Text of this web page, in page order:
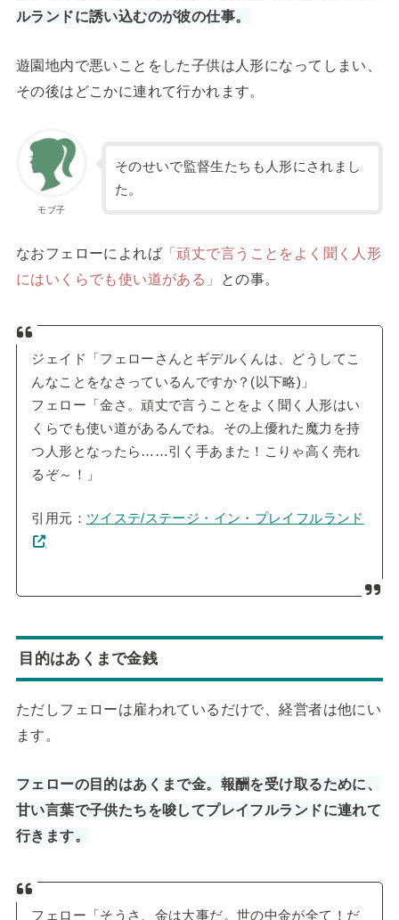
ルランドに誘い込むのが彼の仕事。
遊園地内で悪いことをした子供は人形になってしまい、
その後はどこかに連れて行かれます。
モブ子
そのせいで監督生たちも人形にされまし
た。
なおフェローによれば 「頑丈で言うことをよく聞く人形
にはいくらでも使い道がある」
との事。
ジェイド「フェローさんとギデルくんは、どうしてこ
んなことをなさっているんですか？(以下略)」
フェロー「金さ。頑丈で言うことをよく聞く人形はい
くらでも使い道があるんでね。その上優れた魔力を持
つ人形となったら……引く手あまた！こりゃ高く売れ
るぞ～！」
引用元： ツイステ/ステージ・イン・プレイフルランド
目的はあくまで金銭
ただしフェローは雇われているだけで、経営者は他にい
ます。
フェローの目的はあくまで金。報酬を受け取るために、
甘い言葉で子供たちを唆してプレイフルランドに連れて
行きます。
フェロー「そうさ、金は大事だ。世の中金が全て！だ